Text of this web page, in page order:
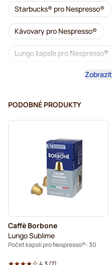
Starbucks® pro Nespresso®
Kávovary pro Nespresso®
Lungo kapsle pro Nespresso®
illy kávové kapsle pro
Příslušenství pro Nespresso®
Doplňky k přípravě kávy pro
Odvápnění a údržba pro
L'OR kávové kapsle pro
Café René kávové kapsle pro
PODOBNÉ PRODUKTY
Caffè Borbone
Lungo Sublime
Počet kapslí pro Nespresso®: 30